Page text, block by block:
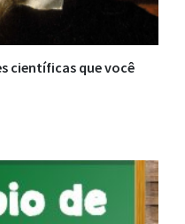
científicas que você